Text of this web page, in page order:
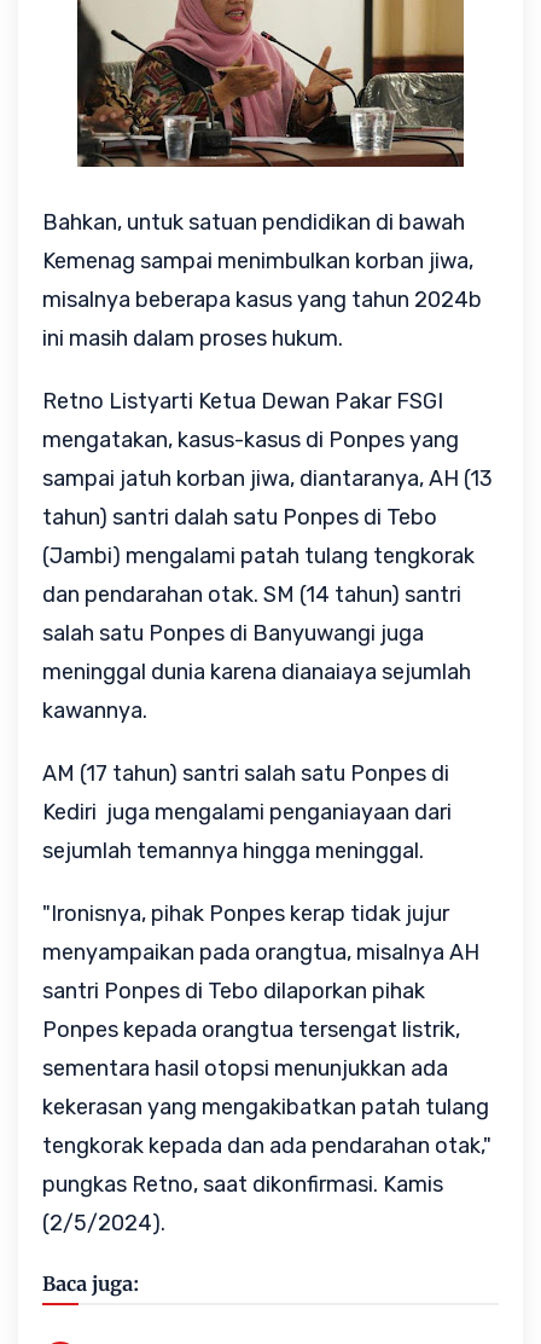
Bahkan, untuk satuan pendidikan di bawah
Kemenag sampai menimbulkan korban jiwa,
misalnya beberapa kasus yang tahun 2024b
ini masih dalam proses hukum.
Retno Listyarti Ketua Dewan Pakar FSGI
mengatakan, kasus-kasus di Ponpes yang
sampai jatuh korban jiwa, diantaranya, AH (13
tahun) santri dalah satu Ponpes di Tebo
(Jambi) mengalami patah tulang tengkorak
dan pendarahan otak. SM (14 tahun) santri
salah satu Ponpes di Banyuwangi juga
meninggal dunia karena dianaiaya sejumlah
kawannya.
AM (17 tahun) santri salah satu Ponpes di
Kediri juga mengalami penganiayaan dari
sejumlah temannya hingga meninggal.
"Ironisnya, pihak Ponpes kerap tidak jujur
menyampaikan pada orangtua, misalnya AH
santri Ponpes di Tebo dilaporkan pihak
Ponpes kepada orangtua tersengat listrik,
sementara hasil otopsi menunjukkan ada
kekerasan yang mengakibatkan patah tulang
tengkorak kepada dan ada pendarahan otak,"
pungkas Retno, saat dikonfirmasi. Kamis
(2/5/2024).
Baca juga: